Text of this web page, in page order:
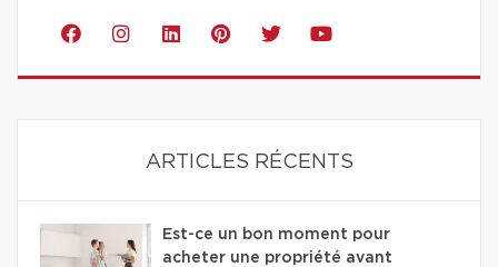
ARTICLES RÉCENTS
Est-ce un bon moment pour
acheter une propriété avant